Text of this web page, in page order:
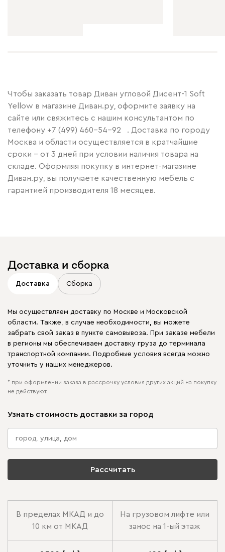
Чтобы заказать товар Диван угловой Дисент-1 Soft
Yellow в магазине Диван.ру, оформите заявку на
сайте или свяжитесь с нашим консультантом по
телефону +7 (499) 460-54-92
. Доставка по городу
Москва и области осуществляется в кратчайшие
сроки – от 3 дней при условии наличия товара на
складе. Оформляя покупку в интернет-магазине
Диван.ру, вы получаете качественную мебель с
гарантией производителя 18 месяцев.
Доставка и сборка
Доставка Сборка
Мы осуществляем доставку по Москве и Московской
области. Также, в случае необходимости, вы можете
забрать свой заказ в пункте самовывоза. При заказе мебели
в регионы мы обеспечиваем доставку груза до терминала
транспортной компании. Подробные условия всегда можно
уточнить у наших менеджеров.
* при оформлении заказа в рассрочку условия других акций на покупку
не действуют.
Узнать стоимость доставки за город
Рассчитать
В пределах МКАД и до
10 км от МКАД
На грузовом лифте или
занос на 1-ый этаж